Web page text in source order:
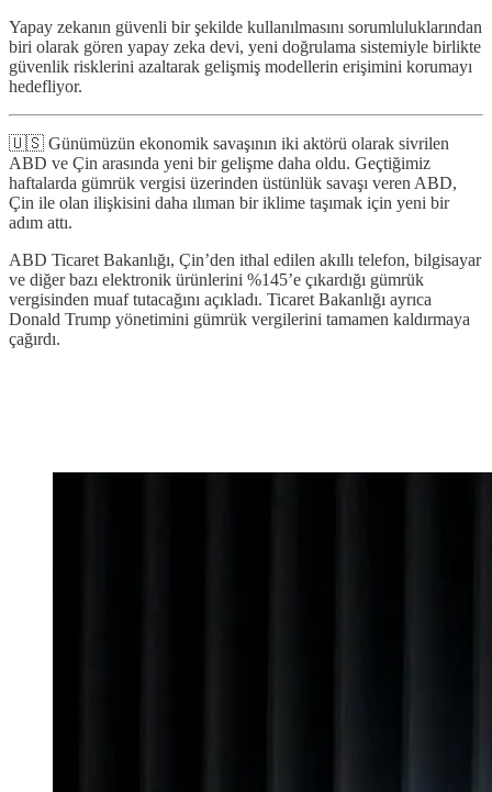
Yapay zekanın güvenli bir şekilde kullanılmasını sorumluluklarından
biri olarak gören yapay zeka devi, yeni doğrulama sistemiyle birlikte
güvenlik risklerini azaltarak gelişmiş modellerin erişimini korumayı
hedefliyor.
🇺🇸 Günümüzün ekonomik savaşının iki aktörü olarak sivrilen
ABD ve Çin arasında yeni bir gelişme daha oldu. Geçtiğimiz
haftalarda gümrük vergisi üzerinden üstünlük savaşı veren ABD,
Çin ile olan ilişkisini daha ılıman bir iklime taşımak için yeni bir
adım attı.
ABD Ticaret Bakanlığı, Çin’den ithal edilen akıllı telefon, bilgisayar
ve diğer bazı elektronik ürünlerini %145’e çıkardığı gümrük
vergisinden muaf tutacağını açıkladı. Ticaret Bakanlığı ayrıca
Donald Trump yönetimini gümrük vergilerini tamamen kaldırmaya
çağırdı.